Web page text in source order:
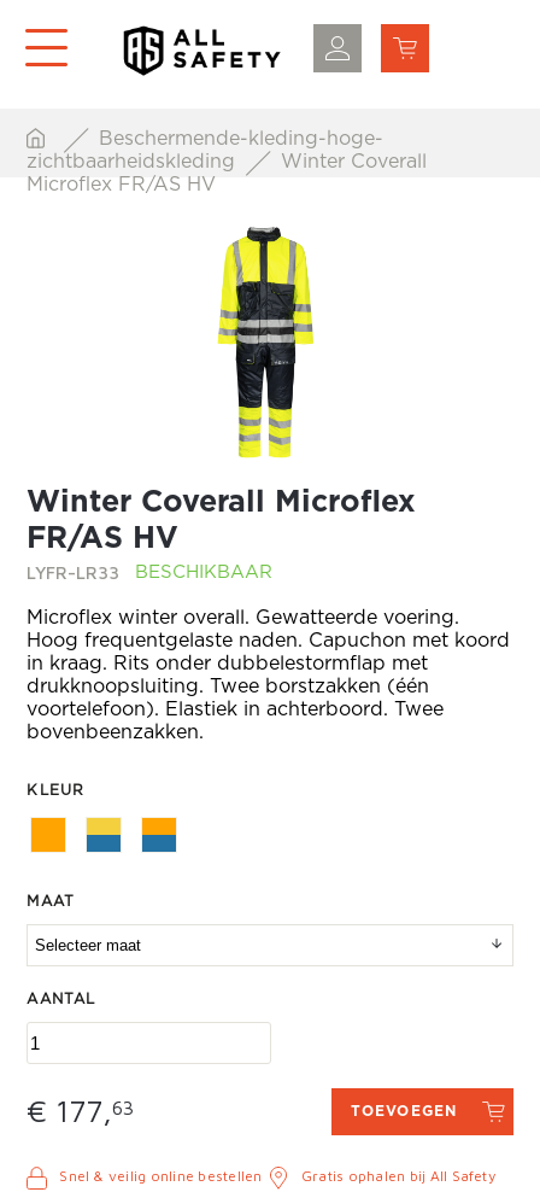
Beschermende-kleding-hoge-
zichtbaarheidskleding
Winter Coverall
Microflex FR/AS HV
Winter Coverall Microflex
FR/AS HV
LYFR-LR33 BESCHIKBAAR
Microflex winter overall. Gewatteerde voering.
Hoog frequentgelaste naden. Capuchon met koord
in kraag. Rits onder dubbelestormflap met
drukknoopsluiting. Twee borstzakken (één
voortelefoon). Elastiek in achterboord. Twee
bovenbeenzakken.
KLEUR
MAAT
AANTAL
€ 177,63 TOEVOEGEN
Snel & veilig online bestellen
Gratis ophalen bij All Safety